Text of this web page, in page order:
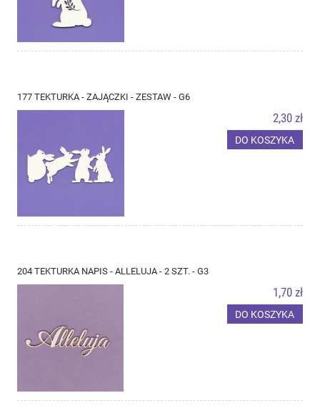
177 TEKTURKA - ZAJĄCZKI - ZESTAW - G6
2,30 zł
DO KOSZYKA
204 TEKTURKA NAPIS - ALLELUJA - 2 SZT. - G3
1,70 zł
DO KOSZYKA